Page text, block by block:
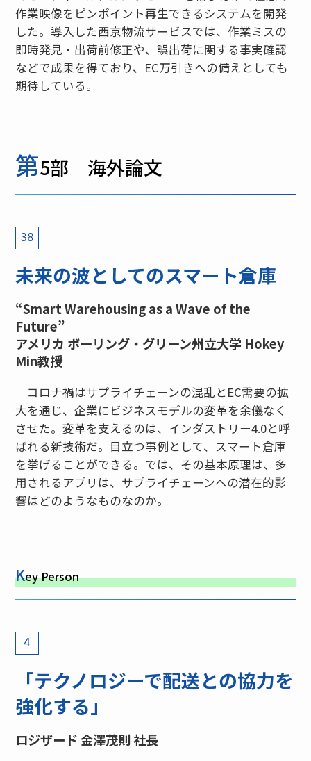
作業映像をピンポイント再生できるシステムを開発
した。導入した西京物流サービスでは、作業ミスの
即時発見・出荷前修正や、誤出荷に関する事実確認
などで成果を得ており、EC万引きへの備えとしても
期待している。
第5部 海外論文
38
未来の波としてのスマート倉庫
“Smart Warehousing as a Wave of the
Future”
アメリカ ボーリング・グリーン州立大学 Hokey
Min教授
コロナ禍はサプライチェーンの混乱とEC需要の拡
大を通じ、企業にビジネスモデルの変革を余儀なく
させた。変革を支えるのは、インダストリー4.0と呼
ばれる新技術だ。目立つ事例として、スマート倉庫
を挙げることができる。では、その基本原理は、多
用されるアプリは、サプライチェーンへの潜在的影
響はどのようなものなのか。
Key Person
4
「テクノロジーで配送との協力を
強化する」
ロジザード 金澤茂則 社長